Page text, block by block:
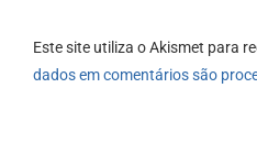
Este site utiliza o Akismet para
dados em comentários são